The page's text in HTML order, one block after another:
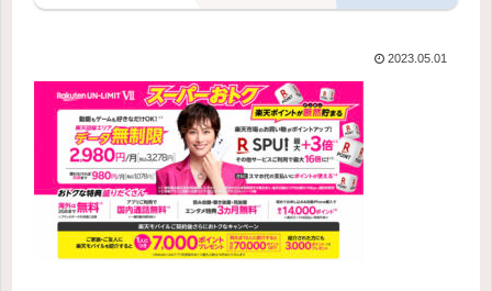
2023.05.01